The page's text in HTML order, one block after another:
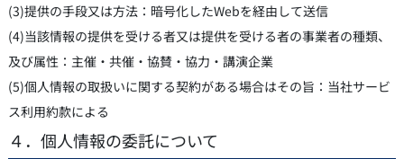
(3)提供の手段又は方法：暗号化したWebを経由して送信
(4)当該情報の提供を受ける者又は提供を受ける者の事業者の種類、
及び属性：主催・共催・協賛・協力・講演企業
(5)個人情報の取扱いに関する契約がある場合はその旨：当社サービ
ス利用約款による
４．個人情報の委託について